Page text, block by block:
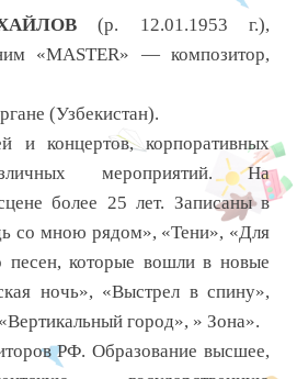
(р. 12.01.1953 г.),
«MASTER» — композитор,
(Узбекистан).
и концертов, корпоративных
мероприятий. На
более 25 лет. Записаны в
со мною рядом», «Тени», «Для
которые вошли в новые
ночь», «Выстрел в спину»,
город», » Зона».
РФ. Образование высшее,